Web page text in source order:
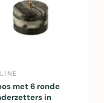
met 6 ronde
in